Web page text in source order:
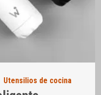
Utensilios de cocina